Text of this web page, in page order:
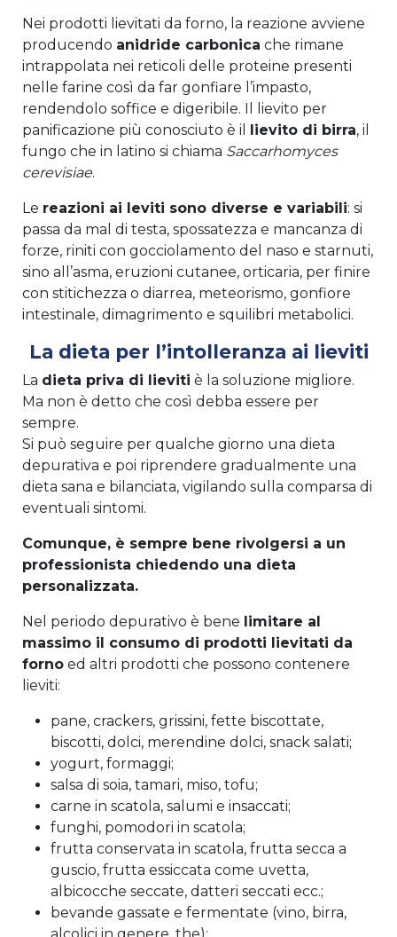
Nei prodotti lievitati da forno, la reazione avviene
producendo anidride carbonica che rimane
intrappolata nei reticoli delle proteine presenti
nelle farine così da far gonfiare l’impasto,
rendendolo soffice e digeribile. Il lievito per
panificazione più conosciuto è il lievito di birra, il
fungo che in latino si chiama Saccarhomyces
cerevisiae.
Le reazioni ai leviti sono diverse e variabili: si
passa da mal di testa, spossatezza e mancanza di
forze, riniti con gocciolamento del naso e starnuti,
sino all’asma, eruzioni cutanee, orticaria, per finire
con stitichezza o diarrea, meteorismo, gonfiore
intestinale, dimagrimento e squilibri metabolici.
La dieta per l’intolleranza ai lieviti
La dieta priva di lieviti è la soluzione migliore.
Ma non è detto che così debba essere per
sempre.
Si può seguire per qualche giorno una dieta
depurativa e poi riprendere gradualmente una
dieta sana e bilanciata, vigilando sulla comparsa di
eventuali sintomi.
Comunque, è sempre bene rivolgersi a un
professionista chiedendo una dieta
personalizzata.
Nel periodo depurativo è bene limitare al
massimo il consumo di prodotti lievitati da
forno ed altri prodotti che possono contenere
lieviti:
pane, crackers, grissini, fette biscottate,
biscotti, dolci, merendine dolci, snack salati;
yogurt, formaggi;
salsa di soia, tamari, miso, tofu;
carne in scatola, salumi e insaccati;
funghi, pomodori in scatola;
frutta conservata in scatola, frutta secca a
guscio, frutta essiccata come uvetta,
albicocche seccate, datteri seccati ecc.;
bevande gassate e fermentate (vino, birra,
alcolici in genere, the);